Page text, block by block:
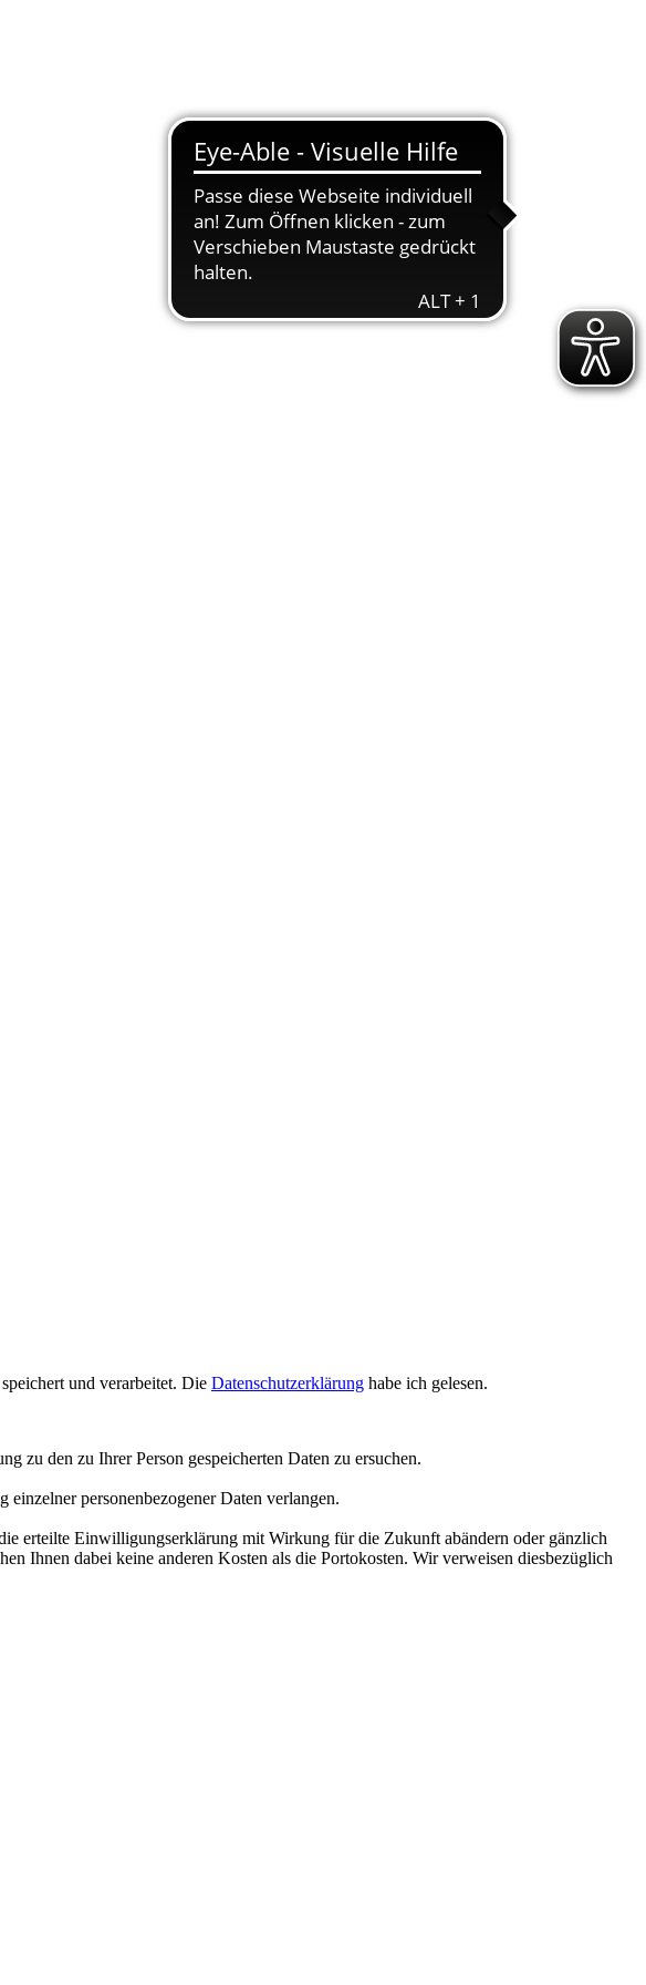
und verarbeitet. Die Datenschutzerklärung habe ich gelesen.
zu den zu Ihrer Person gespeicherten Daten zu ersuchen.
personenbezogener Daten verlangen.
erteilte Einwilligungserklärung mit Wirkung für die Zukunft abändern oder gänzlich
Ihnen dabei keine anderen Kosten als die Portokosten. Wir verweisen diesbezüglich